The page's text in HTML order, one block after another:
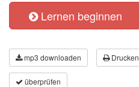
Lernen beginnen
mp3 downloaden Drucken
überprüfen